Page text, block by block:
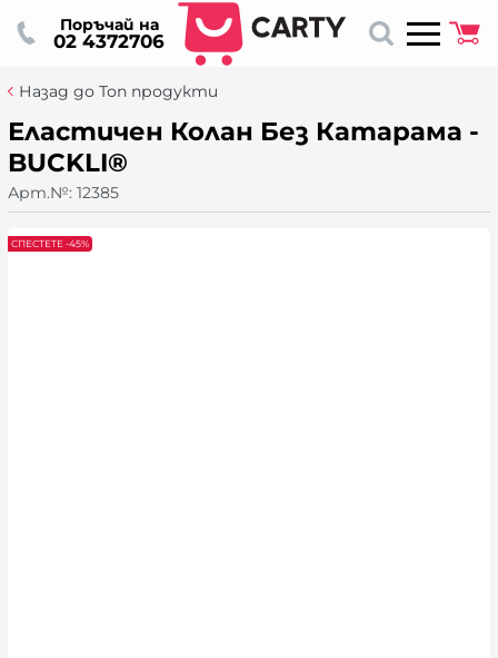
02 4372706
Поръчай на
Назад до Топ продукти
Еластичен Колан Без Катарама -
BUCKLI®
Арт.№: 12385
СПЕСТЕТЕ -45%